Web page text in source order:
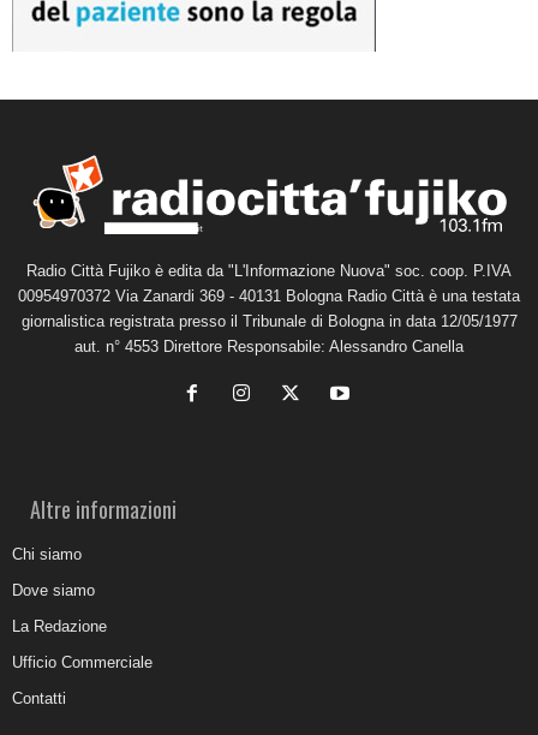
Radio Città Fujiko è edita da "L'Informazione Nuova" soc. coop. P.IVA
00954970372 Via Zanardi 369 - 40131 Bologna Radio Città è una testata
giornalistica registrata presso il Tribunale di Bologna in data 12/05/1977
aut. n° 4553 Direttore Responsabile: Alessandro Canella
Altre informazioni
Chi siamo
Dove siamo
La Redazione
Ufficio Commerciale
Contatti